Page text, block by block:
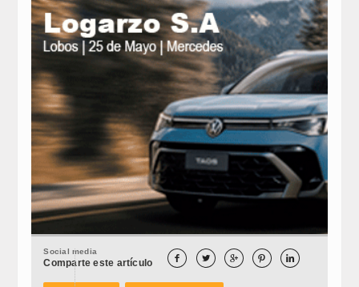
Social media
Comparte este artículo     